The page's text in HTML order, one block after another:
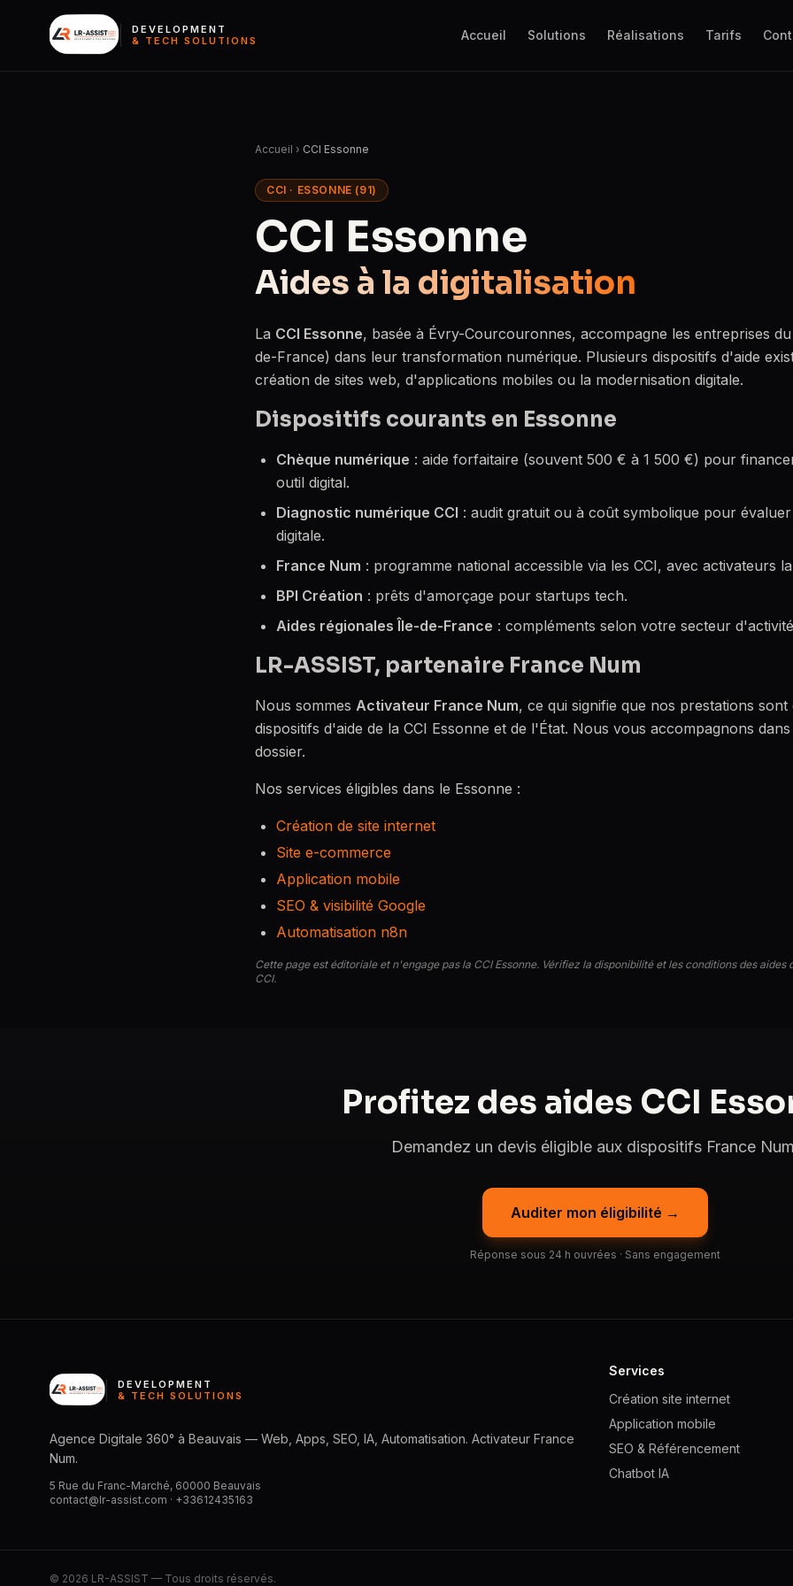
DEVELOPMENT
& TECH SOLUTIONS
Accueil Solutions Réalisations Tarifs
Accueil › CCI Essonne
CCI · ESSONNE (91)
CCI Essonne
Aides à la digitalisation
La CCI Essonne, basée à Évry-Courcouronnes, accompagne les entreprises
de-France) dans leur transformation numérique. Plusieurs dispositifs d'aide
création de sites web, d'applications mobiles ou la modernisation digitale.
Dispositifs courants en Essonne
Chèque numérique : aide forfaitaire (souvent 500 € à 1 500 €) pour
outil digital.
Diagnostic numérique CCI : audit gratuit ou à coût symbolique pour
digitale.
France Num : programme national accessible via les CCI, avec activateurs
BPI Création : prêts d'amorçage pour startups tech.
Aides régionales Île-de-France : compléments selon votre secteur
LR-ASSIST, partenaire France Num
Nous sommes Activateur France Num, ce qui signifie que nos prestations sont
dispositifs d'aide de la CCI Essonne et de l'État. Nous vous accompagnons
dossier.
Nos services éligibles dans le Essonne :
Création de site internet
Site e-commerce
Application mobile
SEO & visibilité Google
Automatisation n8n
Cette page est éditoriale et n'engage pas la CCI Essonne. Vérifiez la disponibilité et les conditions des aides
CCI.
Profitez des aides CCI
Demandez un devis éligible aux dispositifs France
Auditer mon éligibilité →
Réponse sous 24 h ouvrées · Sans engagement
DEVELOPMENT
& TECH SOLUTIONS
Agence Digitale 360° à Beauvais — Web, Apps, SEO, IA, Automatisation. Activateur France
Num.
5 Rue du Franc-Marché, 60000 Beauvais
contact@lr-assist.com · +33612435163
Services
Création site internet
Application mobile
SEO & Référencement
Chatbot IA
© 2026 LR-ASSIST — Tous droits réservés.